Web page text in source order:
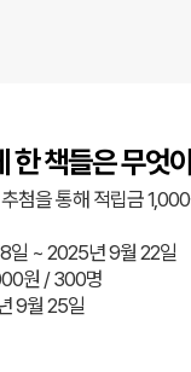
한 책들은 무엇
첨을 통해 적립금
일 ~ 2025년 9월 22일
원 / 300명
9월 25일